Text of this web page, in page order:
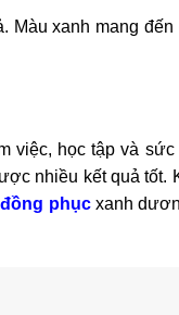
xanh mang
việc, học tập và
nhiều kết quả tốt.
phụcxanh